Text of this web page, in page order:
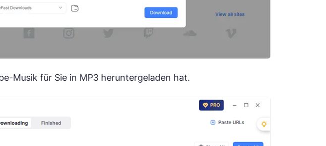
Musik für Sie in MP3 heruntergeladen hat.